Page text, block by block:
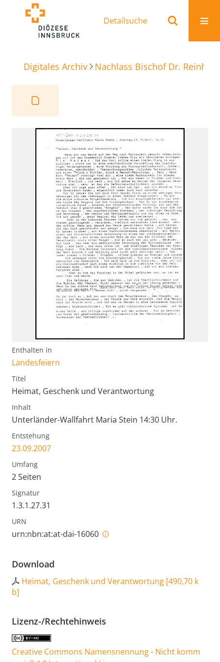
Detailsuche
Digitales Archiv Nachlass Bischof Dr.
Enthalten in
Landesfeiern
Titel
Heimat, Geschenk und Verantwortung
Inhalt
Unterländer-Wallfahrt Maria Stein 14:30 Uhr.
Entstehung
23.09.2007
Umfang
2 Seiten
Signatur
1.3.1.27.31
URN
urn:nbn:at:at-dai-16060
Download
Heimat, Geschenk und Verantwortung [490,70 k
b]
Lizenz-/Rechtehinweis
Creative Commons Namensnennung - Nicht komm